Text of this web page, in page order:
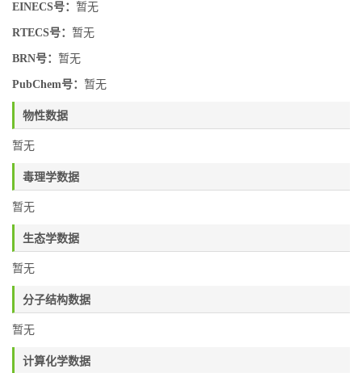
EINECS号： 暂无
RTECS号： 暂无
BRN号： 暂无
PubChem号： 暂无
物性数据
暂无
毒理学数据
暂无
生态学数据
暂无
分子结构数据
暂无
计算化学数据